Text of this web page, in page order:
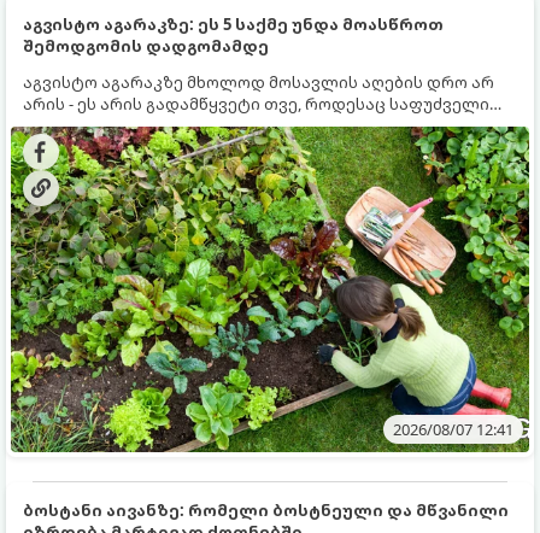
აგვისტო აგარაკზე: ეს 5 საქმე უნდა მოასწროთ
შემოდგომის დადგომამდე
აგვისტო აგარაკზე მხოლოდ მოსავლის აღების დრო არ
არის - ეს არის გადამწყვეტი თვე, როდესაც საფუძველი
ეყრება მომავალი წლის მოსავალს და ბაღი მზადდება
შემოდგომა-ზამთრის სეზონისთვის. იმისათვის, რომ
ნიადაგმა ენერგია აღიდგინოს, ხოლო მცენარეებმა
ზამთარს გაუძლონ, აგვისტოს ბოლომდე 5
მნიშვნელოვანი საქმის გაკეთება უნდა მოასწროთ:
2026/08/07 12:41
ბოსტანი აივანზე: რომელი ბოსტნეული და მწვანილი